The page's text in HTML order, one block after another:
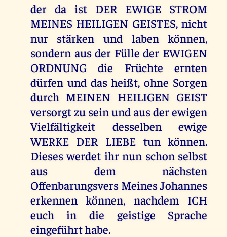
der da ist DER EWIGE STROM
MEINES HEILIGEN GEISTES, nicht
nur stärken und laben können,
sondern aus der Fülle der EWIGEN
ORDNUNG die Früchte ernten
dürfen und das heißt, ohne Sorgen
durch MEINEN HEILIGEN GEIST
versorgt zu sein und aus der ewigen
Vielfältigkeit desselben ewige
WERKE DER LIEBE tun können.
Dieses werdet ihr nun schon selbst
aus dem nächsten
Offenbarungsvers Meines Johannes
erkennen können, nachdem ICH
euch in die geistige Sprache
eingeführt habe.